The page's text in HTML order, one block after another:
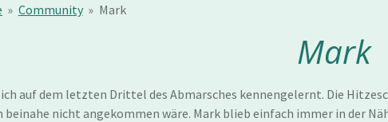
» Community » Mark
Mark
auf dem letzten Drittel des Abmarsches kennengelernt. Die
beinahe nicht angekommen wäre. Mark blieb einfach immer in der